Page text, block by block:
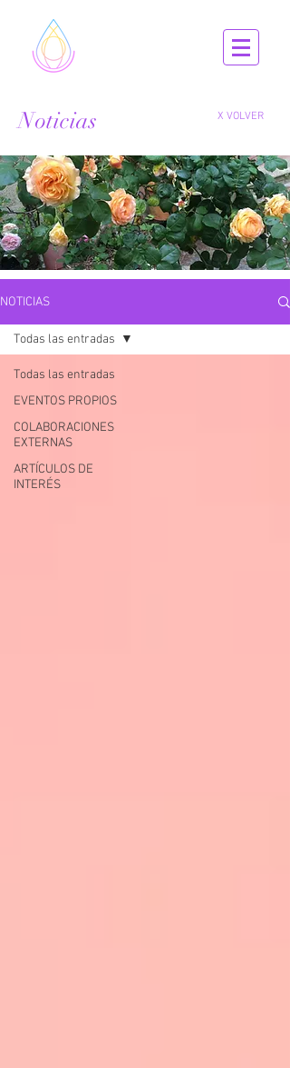
Noticias X VOLVER
NOTICIAS
Todas las entradas
EVENTOS PROPIOS
COLABORACIONES
EXTERNAS
ARTÍCULOS DE
INTERÉS
Todas las entradas